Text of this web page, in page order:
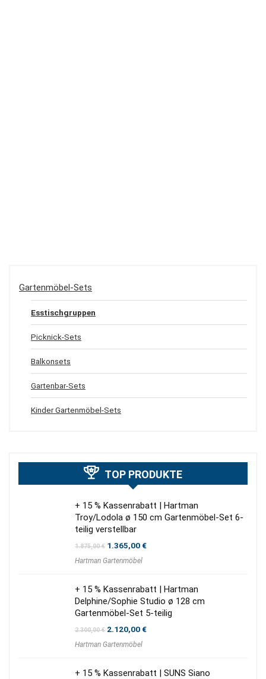
Gartenmöbel-Sets
Esstischgruppen
Picknick-Sets
Balkonsets
Gartenbar-Sets
Kinder Gartenmöbel-Sets
TOP PRODUKTE
+ 15 % Kassenrabatt | Hartman
Troy/Lodola ø 150 cm Gartenmöbel-Set 6-
teilig verstellbar
1.875,00€ Ursprünglicher
war:
1.365,00€Aktueller
Hartman Gartenmöbel
+ 15 % Kassenrabatt | Hartman
Delphine/Sophie Studio ø 128 cm
Gartenmöbel-Set 5-teilig
2.300,00€ Ursprünglicher
war:
2.120,00€Aktueller
Hartman Gartenmöbel
+ 15 % Kassenrabatt | SUNS Siano